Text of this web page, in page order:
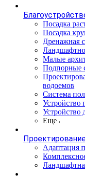
Посадка
Посадка
Дренажная
Малые
Подпорные
водоемов
Система
Устройство
Устройство
Еще
Адаптация